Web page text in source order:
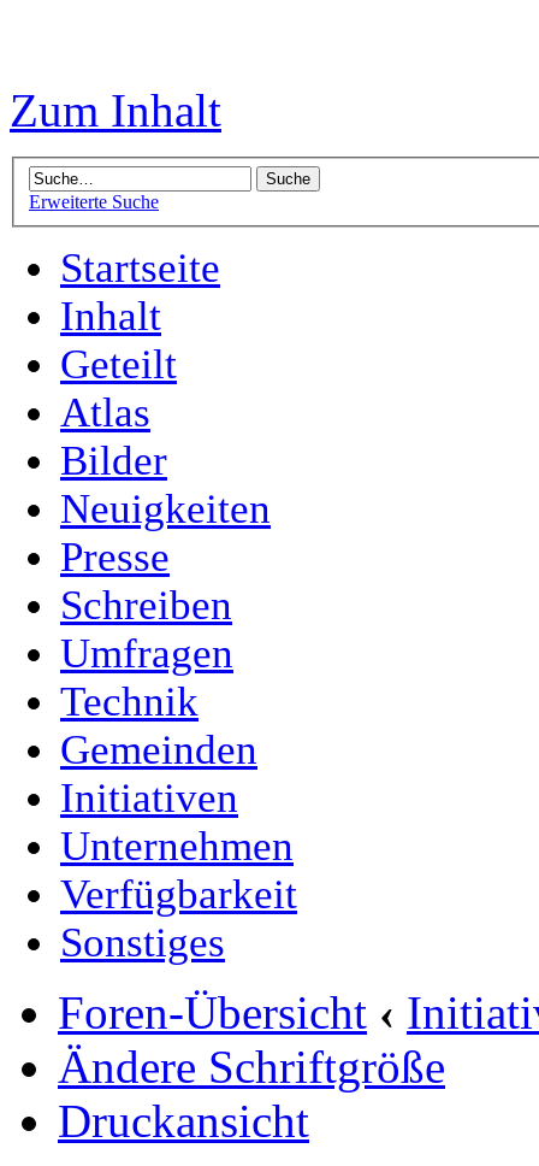
Zum Inhalt
Erweiterte Suche
Startseite
Inhalt
Geteilt
Atlas
Bilder
Neuigkeiten
Presse
Schreiben
Umfragen
Technik
Gemeinden
Initiativen
Unternehmen
Verfügbarkeit
Sonstiges
Foren-Übersicht ‹
Ändere Schriftgröße
Druckansicht